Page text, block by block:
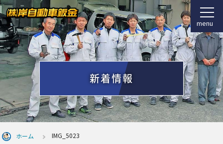
menu
新着情報
ホーム IMG_5023